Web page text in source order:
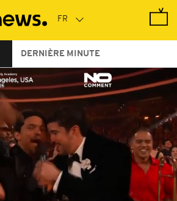
DERNIÈRE MINUTE